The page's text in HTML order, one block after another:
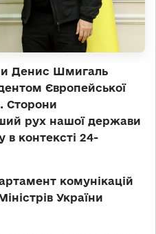
Денис Шмигаль
Європейської
Сторони
рух нашої держави
в контексті 24-
комунікацій
України